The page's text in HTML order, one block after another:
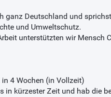
ganz Deutschland und
und Umweltschutz.
unterstützten wir Mensch
4 Wochen (in Vollzeit)
in kürzester Zeit und hab die